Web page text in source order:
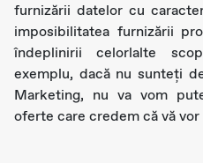
furnizării datelor cu
imposibilitatea furnizării
îndeplinirii celorlalte
exemplu, dacă nu sunteți
Marketing, nu va vom
oferte care credem că vă vor